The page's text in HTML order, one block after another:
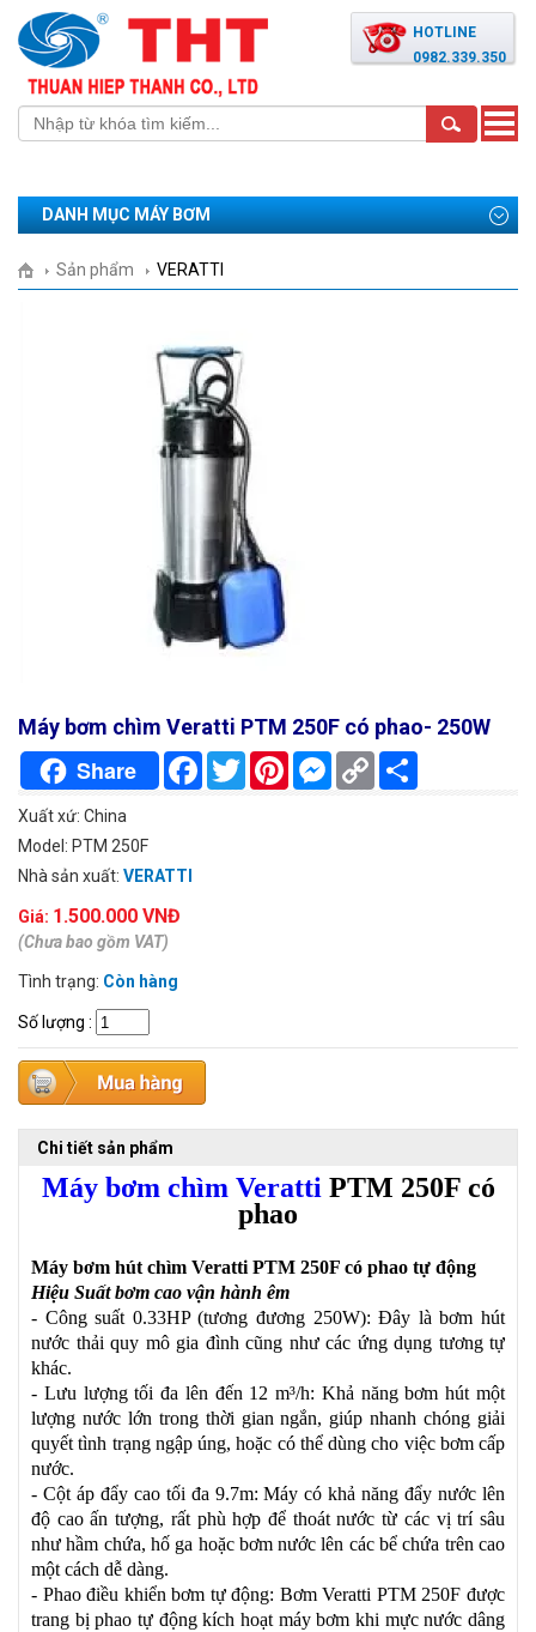
HOTLINE
0982.339.350
Toggle
DANH MỤC MÁY BƠM
Sản phẩm VERATTI
Máy bơm chìm Veratti PTM 250F có phao- 250W
Share FacebookTwitterPinterestMessenger
Copy
Link
Xuất xứ: China
Model: PTM 250F
Nhà sản xuất: VERATTI
Giá: 1.500.000 VNĐ
(Chưa bao gồm VAT)
Tình trạng: Còn hàng
Số lượng :
Chi tiết sản phẩm
Máy bơm chìm VerattiPTM 250F có
phao
Máy bơm hút chìm Veratti PTM 250F có phao tự động
Hiệu Suất bơm cao vận hành êm
- Công suất 0.33HP (tương đương 250W): Đây là bơm hút
nước thải quy mô gia đình cũng như các ứng dụng tương tự
khác.
- Lưu lượng tối đa lên đến 12 m³/h: Khả năng bơm hút một
lượng nước lớn trong thời gian ngắn, giúp nhanh chóng giải
quyết tình trạng ngập úng, hoặc có thể dùng cho việc bơm cấp
nước.
- Cột áp đẩy cao tối đa 9.7m: Máy có khả năng đẩy nước lên
độ cao ấn tượng, rất phù hợp để thoát nước từ các vị trí sâu
như hầm chứa, hố ga hoặc bơm nước lên các bể chứa trên cao
một cách dễ dàng.
- Phao điều khiển bơm tự động: Bơm Veratti PTM 250F được
trang bị phao tự động kích hoạt máy bơm khi mực nước dâng